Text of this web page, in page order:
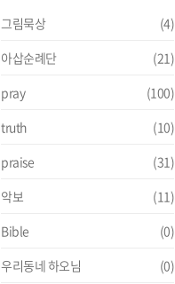
그림묵상
(4)
아삽순례단
(21)
pray
(100)
truth
(10)
praise
(31)
악보
(11)
Bible
(0)
우리동네 하오님
(0)